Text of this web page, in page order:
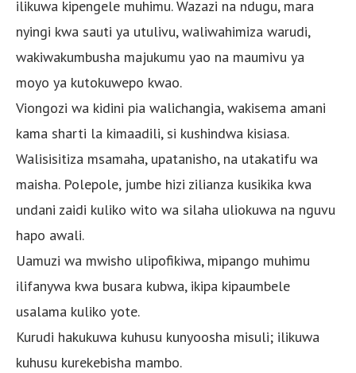
ilikuwa kipengele muhimu. Wazazi na ndugu, mara
nyingi kwa sauti ya utulivu, waliwahimiza warudi,
wakiwakumbusha majukumu yao na maumivu ya
moyo ya kutokuwepo kwao.
Viongozi wa kidini pia walichangia, wakisema amani
kama sharti la kimaadili, si kushindwa kisiasa.
Walisisitiza msamaha, upatanisho, na utakatifu wa
maisha. Polepole, jumbe hizi zilianza kusikika kwa
undani zaidi kuliko wito wa silaha uliokuwa na nguvu
hapo awali.
Uamuzi wa mwisho ulipofikiwa, mipango muhimu
ilifanywa kwa busara kubwa, ikipa kipaumbele
usalama kuliko yote.
Kurudi hakukuwa kuhusu kunyoosha misuli; ilikuwa
kuhusu kurekebisha mambo.